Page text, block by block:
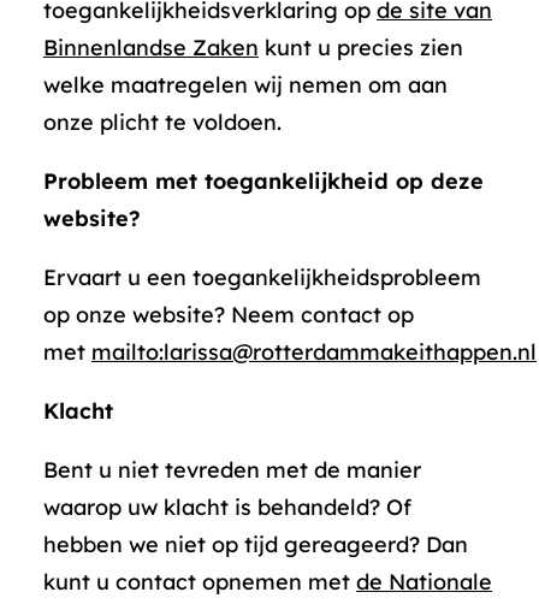
toegankelijkheidsverklaring op de site van
Binnenlandse Zaken kunt u precies zien
welke maatregelen wij nemen om aan
onze plicht te voldoen.
Probleem met toegankelijkheid op deze
website?
Ervaart u een toegankelijkheidsprobleem
op onze website? Neem contact op
met mailto:larissa@rotterdammakeithappen.nl
Klacht
Bent u niet tevreden met de manier
waarop uw klacht is behandeld? Of
hebben we niet op tijd gereageerd? Dan
kunt u contact opnemen met de Nationale